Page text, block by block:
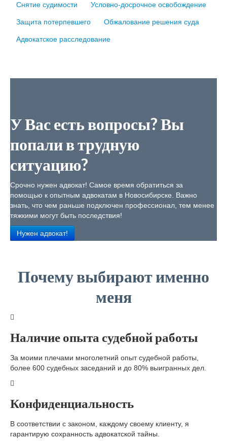
Снятие судимости Условно-досрочное освобождение
Защита потерпевшего Обжалование решения суда
Адвокатское расследование
У Вас есть вопросы? Вы
попали в трудную
ситуацию?
Срочно нужен адвокат! Самое время обратиться за
помощью к опытным адвокатам в Новосибирске. Важно
знать, что чем раньше подключен профессионал, тем менее
тяжкими могут быть последствия!
Нужен адвокат!
Почему выбирают именно
меня
Наличие опыта судебной работы
За моими плечами многолетний опыт судебной работы,
более 600 судебных заседаний и до 80% выигранных дел.
Конфиденциальность
В соответствии с законом, каждому своему клиенту, я
гарантирую сохранность адвокатской тайны.